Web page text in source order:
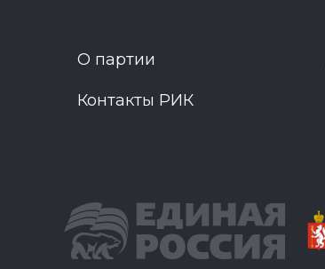
О партии
Контакты РИК